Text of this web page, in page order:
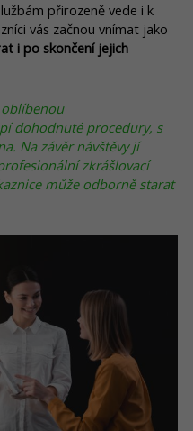
přirozeně vede i k
vás začnou vnímat jako
i po skončení jejich
dohodnuté procedury, s
Na závěr návštěvy jí
zkrášlovací
může odborně starat